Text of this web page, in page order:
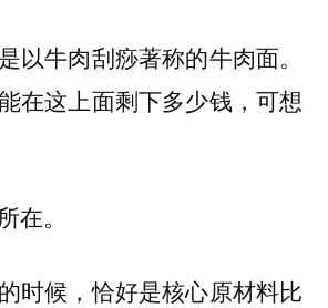
以牛肉刮痧著称的牛肉面。
在这上面剩下多少钱，可想
在。
时候，恰好是核心原材料比